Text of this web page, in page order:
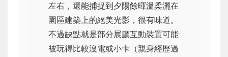
左右，還能捕捉到夕陽餘暉溫柔灑在
園區建築上的絕美光影，很有味道。
不過缺點就是部分展廳互動裝置可能
被玩得比較沒電或小卡（親身經歷過